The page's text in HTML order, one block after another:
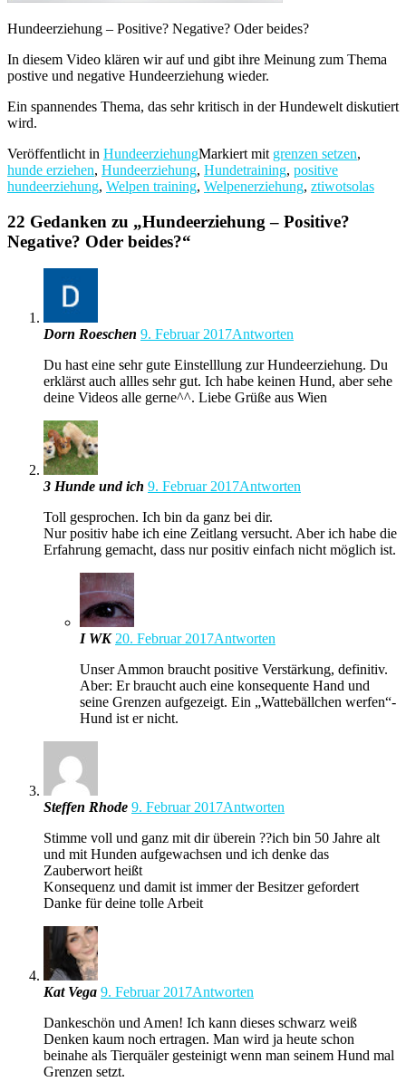
Hundeerziehung – Positive? Negative? Oder beides?
In diesem Video klären wir auf und gibt ihre Meinung zum Thema
postive und negative Hundeerziehung wieder.
Ein spannendes Thema, das sehr kritisch in der Hundewelt diskutiert
wird.
Veröffentlicht in HundeerziehungMarkiert mit grenzen setzen,
hunde erziehen, Hundeerziehung, Hundetraining, positive
hundeerziehung, Welpen training, Welpenerziehung, ztiwotsolas
22 Gedanken zu „Hundeerziehung – Positive?
Negative? Oder beides?“
Dorn Roeschen 9. Februar 2017Antworten
Du hast eine sehr gute Einstelllung zur Hundeerziehung. Du
erklärst auch allles sehr gut. Ich habe keinen Hund, aber sehe
deine Videos alle gerne^^. Liebe Grüße aus Wien
3 Hunde und ich 9. Februar 2017Antworten
Toll gesprochen. Ich bin da ganz bei dir.
Nur positiv habe ich eine Zeitlang versucht. Aber ich habe die
Erfahrung gemacht, dass nur positiv einfach nicht möglich ist.
I WK 20. Februar 2017Antworten
Unser Ammon braucht positive Verstärkung, definitiv.
Aber: Er braucht auch eine konsequente Hand und
seine Grenzen aufgezeigt. Ein „Wattebällchen werfen“-
Hund ist er nicht.
Steffen Rhode 9. Februar 2017Antworten
Stimme voll und ganz mit dir überein ??ich bin 50 Jahre alt
und mit Hunden aufgewachsen und ich denke das
Zauberwort heißt
Konsequenz und damit ist immer der Besitzer gefordert
Danke für deine tolle Arbeit
Kat Vega 9. Februar 2017Antworten
Dankeschön und Amen! Ich kann dieses schwarz weiß
Denken kaum noch ertragen. Man wird ja heute schon
beinahe als Tierquäler gesteinigt wenn man seinem Hund mal
Grenzen setzt.